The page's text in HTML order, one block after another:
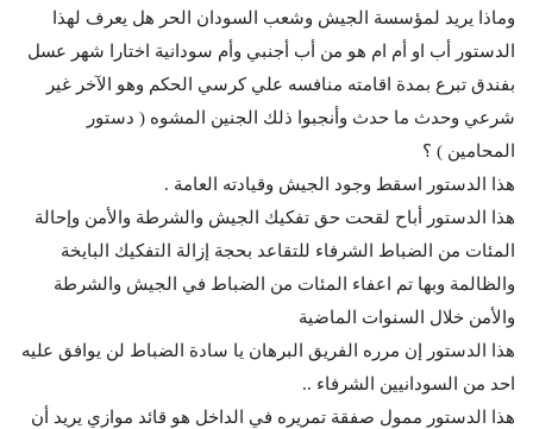
وماذا يريد لمؤسسة الجيش وشعب السودان الحر هل يعرف لهذا
الدستور أب او أم ام هو من أب أجنبي وأم سودانية اختارا شهر عسل
بفندق تبرع بمدة اقامته منافسه علي كرسي الحكم وهو الآخر غير
شرعي وحدث ما حدث وأنجبوا ذلك الجنين المشوه ( دستور
المحامين ) ؟
هذا الدستور اسقط وجود الجيش وقيادته العامة .
هذا الدستور أباح لقحت حق تفكيك الجيش والشرطة والأمن وإحالة
المئات من الضباط الشرفاء للتقاعد بحجة إزالة التفكيك البايخة
والظالمة وبها تم اعفاء المئات من الضباط في الجيش والشرطة
والأمن خلال السنوات الماضية
هذا الدستور إن مرره الفريق البرهان يا سادة الضباط لن يوافق عليه
احد من السودانيين الشرفاء ..
هذا الدستور ممول صفقة تمريره في الداخل هو قائد موازي يريد أن